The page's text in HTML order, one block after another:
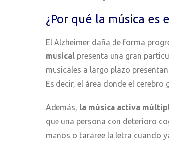
¿Por qué la música es
El Alzheimer daña de forma
musical presenta una gran
musicales a largo plazo
Es decir, el área donde el
Además, la música activa
que una persona con deterioro
manos o tararee la letra cuando